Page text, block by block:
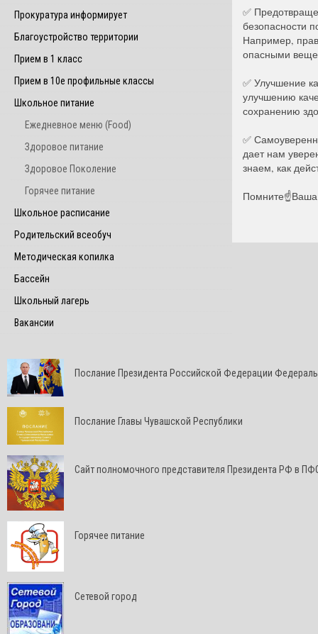
Прокуратура информирует
Благоустройство территории
Прием в 1 класс
Прием в 10е профильные классы
Школьное питание
Ежедневное меню (Food)
Здоровое питание
Здоровое Поколение
Горячее питание
Школьное расписание
Родительский всеобуч
Методическая копилка
Бассейн
Школьный лагерь
Вакансии
✅
безопасности
Например,
опасными
✅ Улучшение
улучшению
сохранению
✅
дает нам
знаем, как
Помните☝️Ваша
Послание Президента Российской Федерации
Послание Главы Чувашской Республики
Cайт полномочного представителя Президента РФ в
Горячее питание
Сетевой город